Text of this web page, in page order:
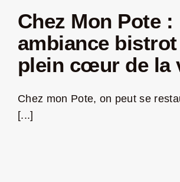
Chez Mon Pote :
ambiance
plein cœur de la
Chez mon Pote, on peut se
[...]